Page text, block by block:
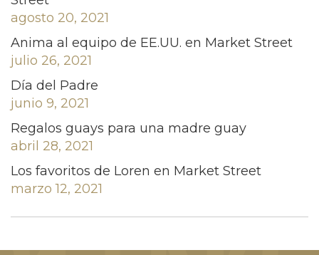
agosto 20, 2021
Anima al equipo de EE.UU. en Market Street
julio 26, 2021
Día del Padre
junio 9, 2021
Regalos guays para una madre guay
abril 28, 2021
Los favoritos de Loren en Market Street
marzo 12, 2021